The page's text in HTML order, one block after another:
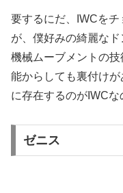
要するにだ、IWCを
が、僕好みの綺麗なド
機械ムーブメントの
能からしても裏付け
に存在するのがIWCな
ゼニス